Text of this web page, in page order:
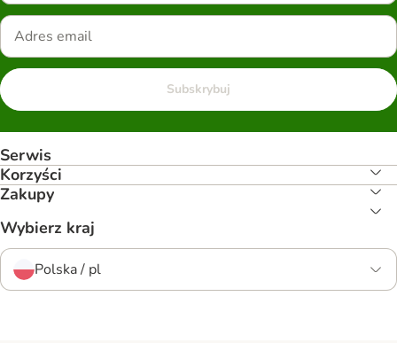
Subskrybuj
Serwis
Korzyści
Zakupy
Wybierz kraj
Polska / pl